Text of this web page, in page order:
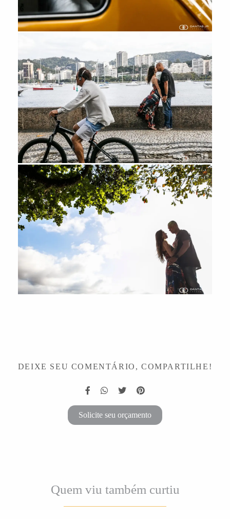
DEIXE SEU COMENTÁRIO, COMPARTILHE!
Solicite seu orçamento
Quem viu também curtiu